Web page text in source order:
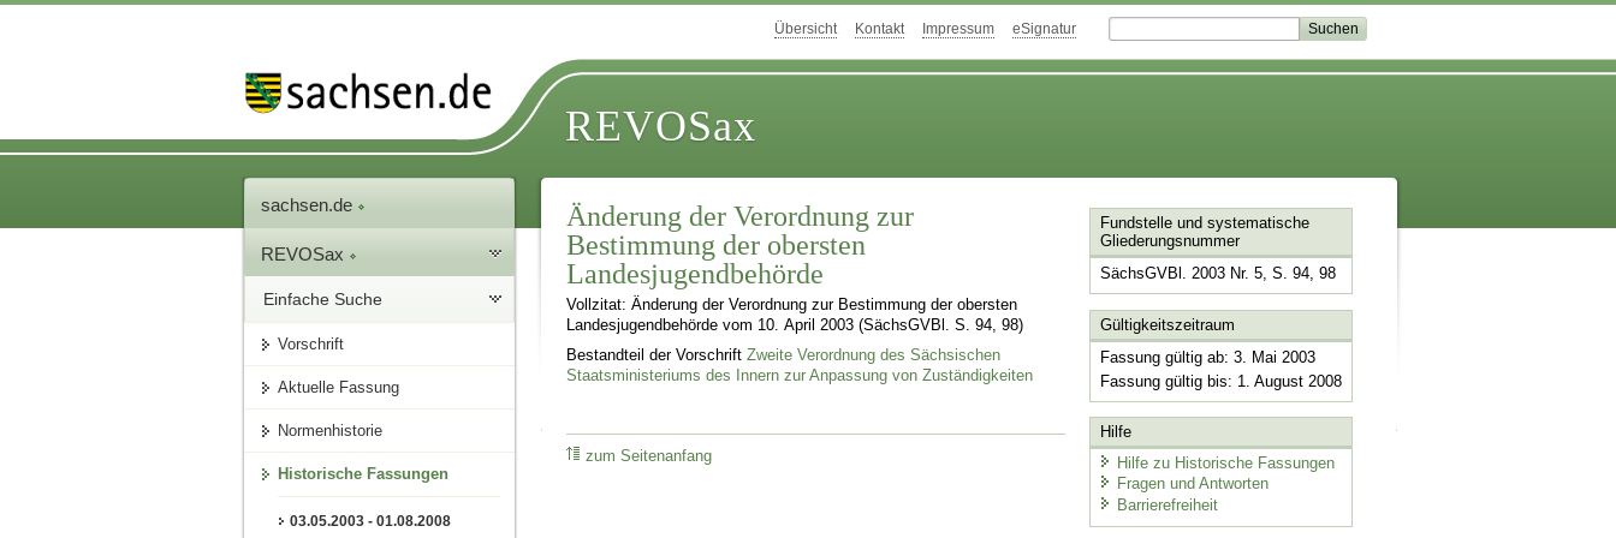
Übersicht Kontakt Impressum eSignatur
REVOSax
sachsen.de
REVOSax
Einfache Suche
Vorschrift
Aktuelle Fassung
Normenhistorie
Historische Fassungen
03.05.2003 - 01.08.2008
Änderung der Verordnung zur
Bestimmung der obersten
Landesjugendbehörde
Vollzitat: Änderung der Verordnung zur Bestimmung der obersten
Landesjugendbehörde vom 10. April 2003 (SächsGVBl. S. 94, 98)
Bestandteil der VorschriftZweite Verordnung des Sächsischen
Staatsministeriums des Innern zur Anpassung von Zuständigkeiten
zum Seitenanfang
Fundstelle und systematische
Gliederungsnummer
SächsGVBl. 2003 Nr. 5, S. 94, 98
Gültigkeitszeitraum
Fassung gültig ab: 3. Mai 2003
Fassung gültig bis: 1. August 2008
Hilfe
Hilfe zu Historische Fassungen
Fragen und Antworten
Barrierefreiheit